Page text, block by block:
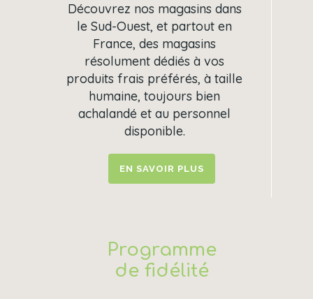
Découvrez nos magasins dans
le Sud-Ouest, et partout en
France, des magasins
résolument dédiés à vos
produits frais préférés, à taille
humaine, toujours bien
achalandé et au personnel
disponible.
EN SAVOIR PLUS
Programme
de fidélité